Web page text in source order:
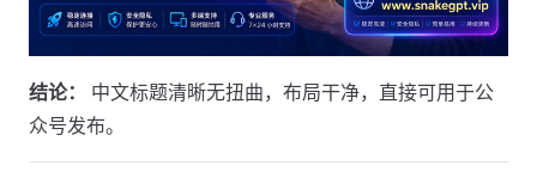
结论：
中文标题清晰无扭曲，布局干净，直接可用于公
众号发布。